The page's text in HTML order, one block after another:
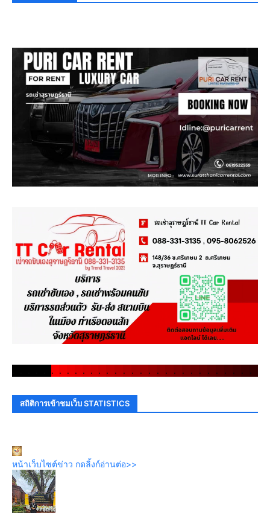
. . . . . . . . . . . . . . . . . . . . . . . .
สถิติการเข้าชมเว็บ STATISTICS
หน้าเว็บไซต์ข่าว กดลิ้งก์อ่านต่อ>>